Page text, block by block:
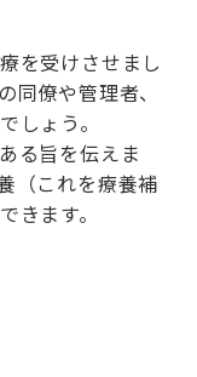
を受けさせまし
同僚や管理者、
しょう。
る旨を伝えま
（これを療養補
きます。